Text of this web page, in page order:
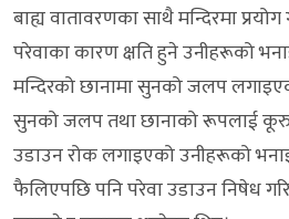
बाह्य वातावरणका साथै मन्दिरमा
परेवाका कारण क्षति हुने उनीहरूको भनाइ
मन्दिरको छानामा सुनको जलप
सुनको जलप तथा छानाको रूपलाई
उडाउन रोक लगाइएको उनीहरूको
फैलिएपछि पनि परेवा उडाउन निषेध